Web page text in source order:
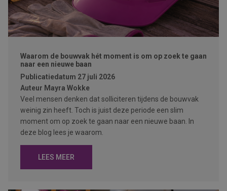
Waarom de bouwvak hét moment is om op zoek te gaan
naar een nieuwe baan
Publicatiedatum 27 juli 2026
Auteur Mayra Wokke
Veel mensen denken dat solliciteren tijdens de bouwvak
weinig zin heeft. Toch is juist deze periode een slim
moment om op zoek te gaan naar een nieuwe baan. In
deze blog lees je waarom.
LEES MEER